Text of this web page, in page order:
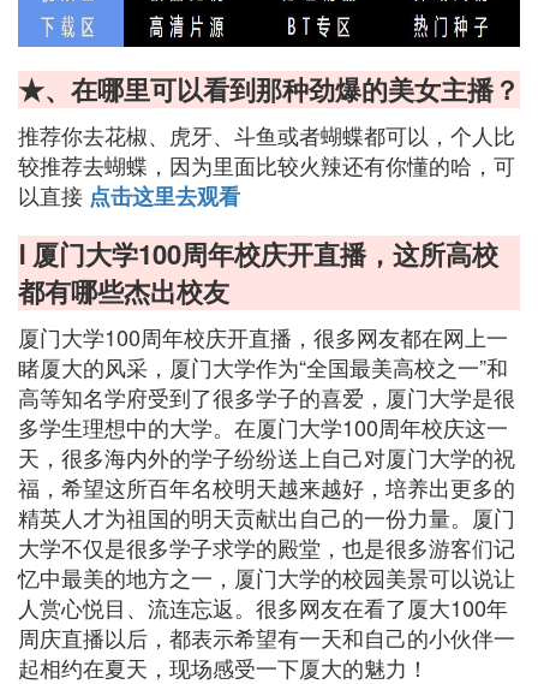
★、在哪里可以看到那种劲爆的美女主播？
推荐你去花椒、虎牙、斗鱼或者蝴蝶都可以，个人比
较推荐去蝴蝶，因为里面比较火辣还有你懂的哈，可
以直接 点击这里去观看
Ⅰ 厦门大学100周年校庆开直播，这所高校
都有哪些杰出校友
厦门大学100周年校庆开直播，很多网友都在网上一
睹厦大的风采，厦门大学作为“全国最美高校之一”和
高等知名学府受到了很多学子的喜爱，厦门大学是很
多学生理想中的大学。在厦门大学100周年校庆这一
天，很多海内外的学子纷纷送上自己对厦门大学的祝
福，希望这所百年名校明天越来越好，培养出更多的
精英人才为祖国的明天贡献出自己的一份力量。厦门
大学不仅是很多学子求学的殿堂，也是很多游客们记
忆中最美的地方之一，厦门大学的校园美景可以说让
人赏心悦目、流连忘返。很多网友在看了厦大100年
周庆直播以后，都表示希望有一天和自己的小伙伴一
起相约在夏天，现场感受一下厦大的魅力！